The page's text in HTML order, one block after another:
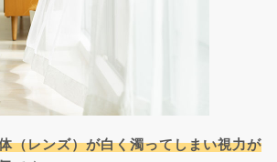
（レンズ）が白く濁ってしまい視力が